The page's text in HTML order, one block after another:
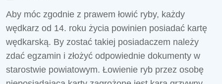
Aby móc zgodnie z prawem łowić ryby, każdy
wędkarz od 14. roku życia powinien posiadać kartę
wędkarską. By zostać takiej posiadaczem należy
zdać egzamin i złożyć odpowiednie dokumenty w
starostwie powiatowym. Łowienie ryb przez osobę